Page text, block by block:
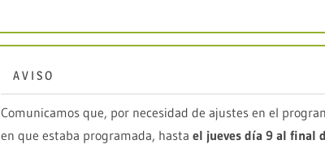
A V I S O
Comunicamos que, por necesidad de ajustes en el
en que estaba programada, hasta el jueves día 9 al final